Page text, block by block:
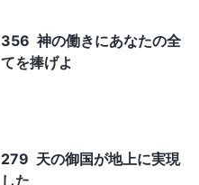
356 神の働きにあなたの全
てを捧げよ
279 天の御国が地上に実現
した